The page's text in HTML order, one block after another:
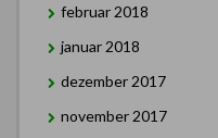
februar 2018
januar 2018
dezember 2017
november 2017